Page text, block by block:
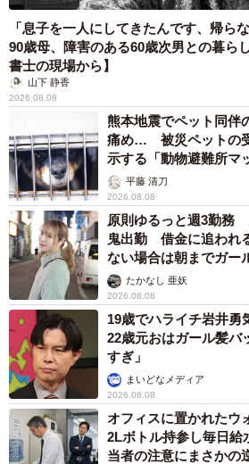
「息子を一人にしてきたんです、帰
90歳母、障害のある60歳次男との暮ら
書士の現場から】
山下 静香
2026.08.08
熊本地震でペット同伴
痛め… 被災ペットの
示する「動物避難所マ
平藤 清刀
2026.08.08
原則ゆるっと週3勤務
鬼出勤 借金に追われ
ない場合は朝までガー
ストに取材】
たかなし 亜妖
2026.08.08
19歳でハライチ岩井勇
22歳元おはガール髪バ
すぎ」
まいどなメディア
2026.08.08
オフィスに置かれた
2Lボトル持参し毎日
当者の注意にまさかの